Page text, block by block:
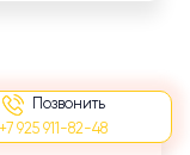
Позвонить
+7 925 911-82-48